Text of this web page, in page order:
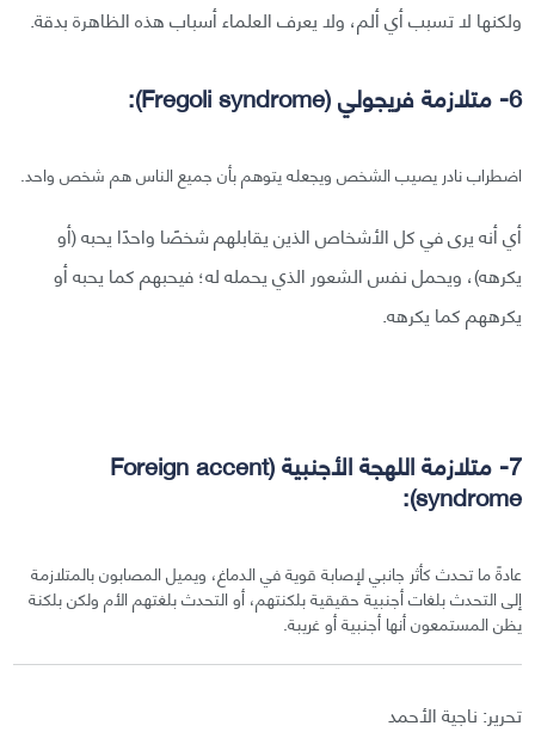
ولكنها لا تسبب أي ألم، ولا يعرف العلماء أسباب هذه الظاهرة بدقة.
6- متلازمة فريجولي (Fregoli syndrome):
اضطراب نادر يصيب الشخص ويجعله يتوهم بأن جميع الناس هم شخص واحد.
أي أنه يرى في كل الأشخاص الذين يقابلهم شخصًا واحدًا يحبه (أو
يكرهه)، ويحمل نفس الشعور الذي يحمله له؛ فيحبهم كما يحبه أو
يكرههم كما يكرهه.
7- متلازمة اللهجة الأجنبية (Foreign accent
syndrome):
عادةً ما تحدث كأثر جانبي لإصابة قوية في الدماغ، ويميل المصابون بالمتلازمة
إلى التحدث بلغات أجنبية حقيقية بلكنتهم، أو التحدث بلغتهم الأم ولكن بلكنة
يظن المستمعون أنها أجنبية أو غريبة.
تحرير: ناجية الأحمد